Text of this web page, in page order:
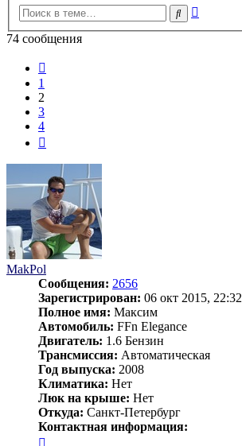
Поиск
74 сообщения
1
2
3
4
MakPol
Сообщения: 2656
Зарегистрирован: 06 окт 2015, 22:32
Полное имя: Максим
Автомобиль: FFn Elegance
Двигатель: 1.6 Бензин
Трансмиссия: Автоматическая
Год выпуска: 2008
Климатика: Нет
Люк на крыше: Нет
Откуда: Санкт-Петербург
Контактная информация: